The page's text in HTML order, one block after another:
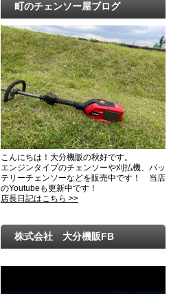
町のチェンソー屋ブログ
こんにちは！大分機販の秋好です。
エンジンタイプのチェンソーや刈払機、バッ
テリーチェンソーなどを販売中です！ 当店
のYoutubeも更新中です！
店長日記はこちら >>
株式会社 大分機販FB